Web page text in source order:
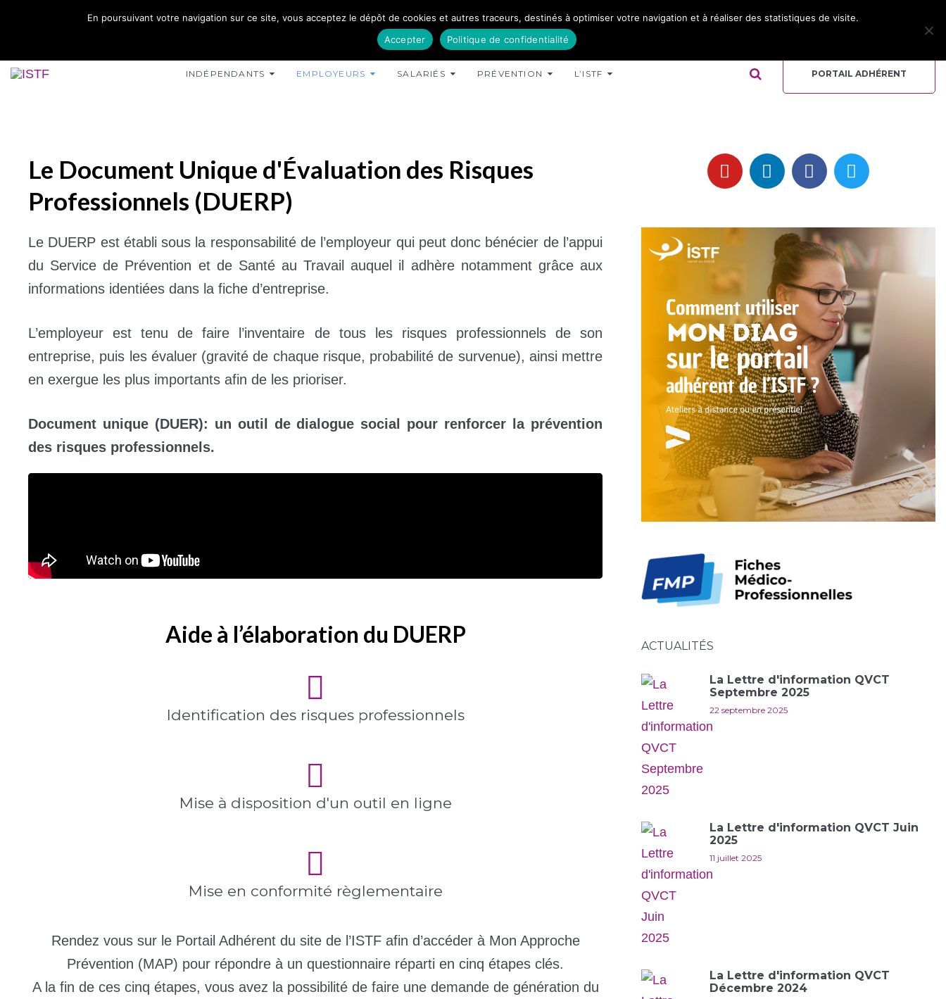
02 35 10 10 32 15 RUE DE L'INONDATION 76400 FÉCAMP ADHÉRER REJOIGNEZ L’ÉQUIPE QUI-SOMMES NOUS ?
INDÉPENDANTS EMPLOYEURS SALARIÉS PRÉVENTION L’ISTF PORTAIL ADHÉRENT
Le Document Unique d'Évaluation des Risques
Professionnels (DUERP)
Le DUERP est établi sous la responsabilité de l’employeur qui peut donc bénécier de l’appui
du Service de Prévention et de Santé au Travail auquel il adhère notamment grâce aux
informations identiées dans la fiche d’entreprise.
L’employeur est tenu de faire l’inventaire de tous les risques professionnels de son
entreprise, puis les évaluer (gravité de chaque risque, probabilité de survenue), ainsi mettre
en exergue les plus importants afin de les prioriser.
Document unique (DUER): un outil de dialogue social pour renforcer la prévention
des risques professionnels.
Aide à l’élaboration du DUERP
Identification des risques professionnels
Mise à disposition d'un outil en ligne
Mise en conformité règlementaire
Rendez vous sur le Portail Adhérent du site de l’ISTF afin d’accéder à Mon Approche
Prévention (MAP) pour répondre à un questionnaire réparti en cinq étapes clés.
A la fin de ces cinq étapes, vous avez la possibilité de faire une demande de génération du
ACTUALITÉS
La Lettre d'information QVCT
Septembre 2025
22 septembre 2025
La Lettre d'information QVCT Juin
2025
11 juillet 2025
La Lettre d'information QVCT
Décembre 2024
En poursuivant votre navigation sur ce site, vous acceptez le dépôt de cookies et autres traceurs, destinés à optimiser votre navigation et à réaliser des statistiques de visite.
Accepter
Politique de confidentialité